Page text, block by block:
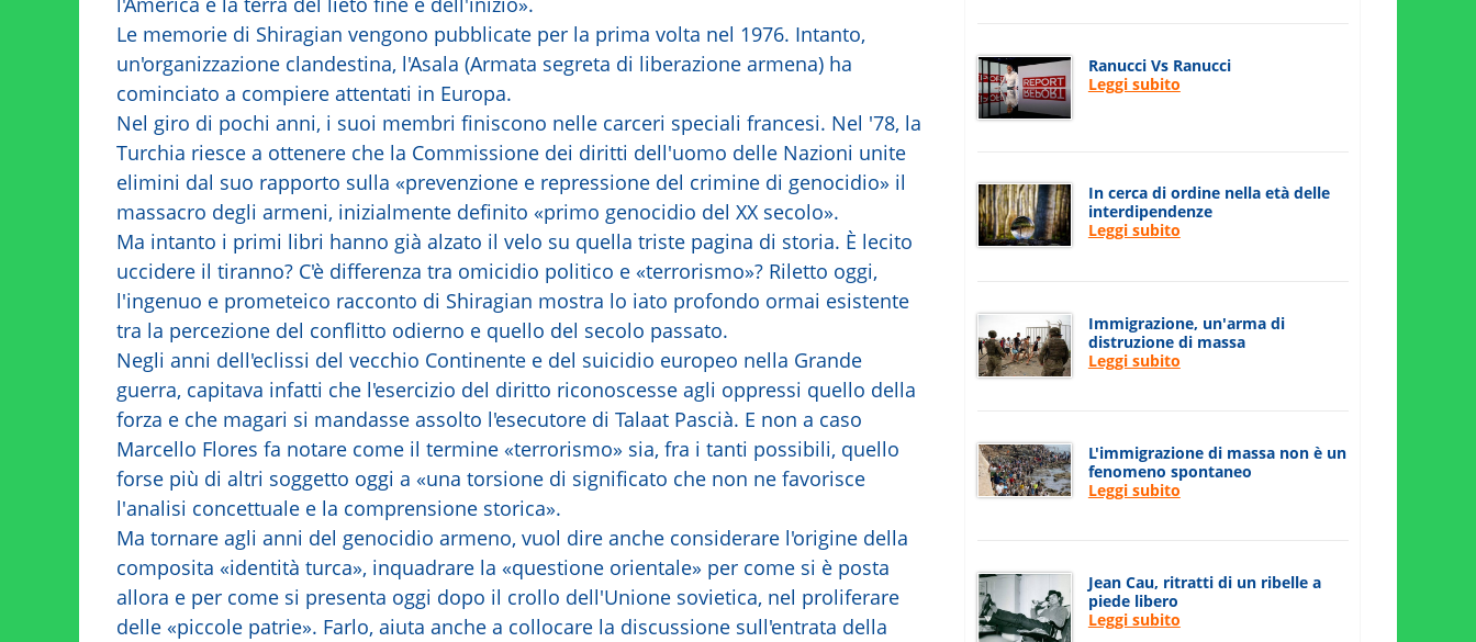
Le memorie di Shiragian vengono pubblicate per la prima volta nel 1976. Intanto,
un'organizzazione clandestina, l'Asala (Armata segreta di liberazione armena) ha
cominciato a compiere attentati in Europa.
Nel giro di pochi anni, i suoi membri finiscono nelle carceri speciali francesi. Nel '78, la
Turchia riesce a ottenere che la Commissione dei diritti dell'uomo delle Nazioni unite
elimini dal suo rapporto sulla «prevenzione e repressione del crimine di genocidio» il
massacro degli armeni, inizialmente definito «primo genocidio del XX secolo».
Ma intanto i primi libri hanno già alzato il velo su quella triste pagina di storia. È lecito
uccidere il tiranno? C'è differenza tra omicidio politico e «terrorismo»? Riletto oggi,
l'ingenuo e prometeico racconto di Shiragian mostra lo iato profondo ormai esistente
tra la percezione del conflitto odierno e quello del secolo passato.
Negli anni dell'eclissi del vecchio Continente e del suicidio europeo nella Grande
guerra, capitava infatti che l'esercizio del diritto riconoscesse agli oppressi quello della
forza e che magari si mandasse assolto l'esecutore di Talaat Pascià. E non a caso
Marcello Flores fa notare come il termine «terrorismo» sia, fra i tanti possibili, quello
forse più di altri soggetto oggi a «una torsione di significato che non ne favorisce
l'analisi concettuale e la comprensione storica».
Ma tornare agli anni del genocidio armeno, vuol dire anche considerare l'origine della
composita «identità turca», inquadrare la «questione orientale» per come si è posta
allora e per come si presenta oggi dopo il crollo dell'Unione sovietica, nel proliferare
delle «piccole patrie». Farlo, aiuta anche a collocare la discussione sull'entrata della
Ranucci Vs Ranucci
Leggi subito
In cerca di ordine nella età delle
interdipendenze
Leggi subito
Immigrazione, un'arma di
distruzione di massa
Leggi subito
L'immigrazione di massa non è un
fenomeno spontaneo
Leggi subito
Jean Cau, ritratti di un ribelle a
piede libero
Leggi subito